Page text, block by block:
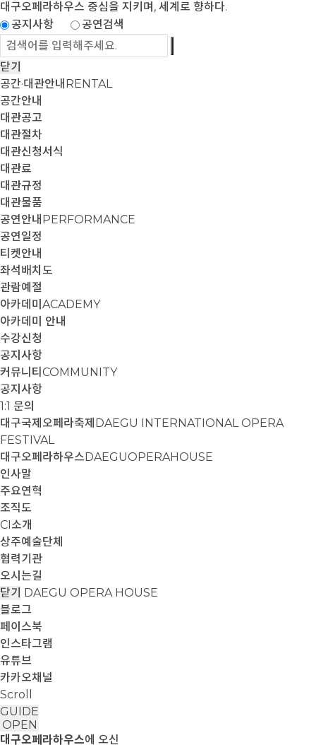
대구오페라하우스 중심을 지키며, 세계로 향하다.
공지사항
공연검색
닫기
공간·대관안내 RENTAL
공간안내
대관공고
대관절차
대관신청서식
대관료
대관규정
대관물품
공연안내 PERFORMANCE
공연일정
티켓안내
좌석배치도
관람예절
아카데미 ACADEMY
아카데미 안내
수강신청
공지사항
커뮤니티 COMMUNITY
공지사항
1:1 문의
대구국제오페라축제 DAEGU INTERNATIONAL OPERA
FESTIVAL
대구오페라하우스DAEGUOPERAHOUSE
인사말
주요연혁
조직도
CI소개
상주예술단체
협력기관
오시는길
닫기 DAEGU OPERA HOUSE
블로그
페이스북
인스타그램
유튜브
카카오채널
Scroll
GUIDE
OPEN
대구오페라하우스에 오신